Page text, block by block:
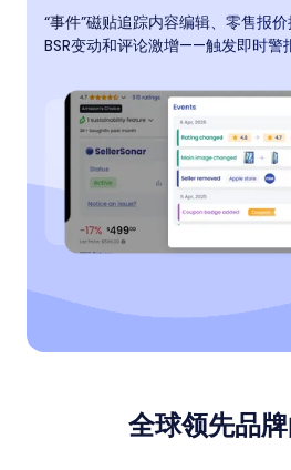
“事件”磁贴追踪内容编辑、零售报
BSR变动和评论激增——触发即时警
全球领先品